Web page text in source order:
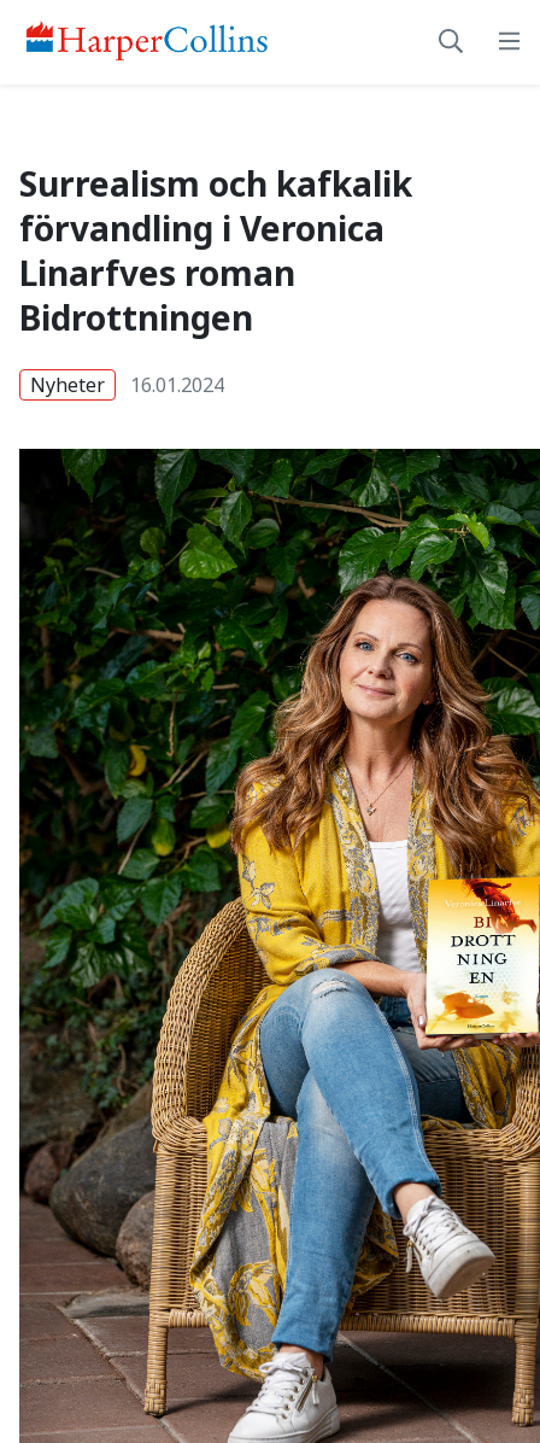
Surrealism och
Surrealism och kafkalik
förvandling i Veronica
Linarfves roman
Bidrottningen
Nyheter 16.01.2024